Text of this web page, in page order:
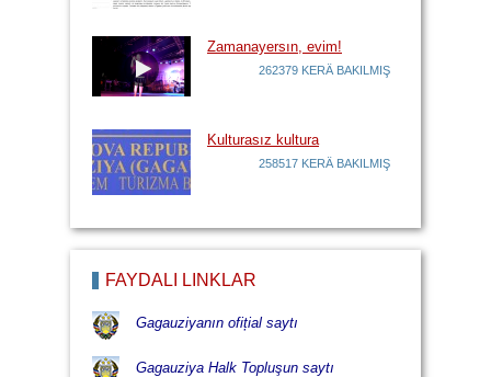
Zamanayersın, evim!
262379 KERÄ BAKILMIŞ
Kulturasız kultura
258517 KERÄ BAKILMIŞ
FAYDALI LİNKLÄR
Gagauziyanın ofițial saytı
Gagauziya Halk Topluşun saytı